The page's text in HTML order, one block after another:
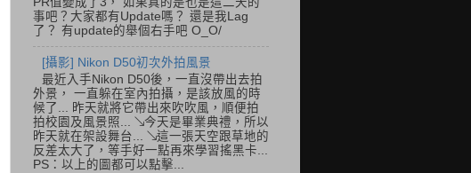
事吧？大家都有Update嗎？ 還是我Lag
了？ 有update的舉個右手吧 O_O/
[攝影] Nikon D50初次外拍風景
最近入手Nikon D50後，一直沒帶出去拍
外景， 一直躲在室內拍攝，是該放風的時
候了... 昨天就將它帶出來吹吹風，順便拍
拍校園及風景照... ↘今天是畢業典禮，所以
昨天就在架設舞台... ↘這一張天空跟草地的
反差太大了，等手好一點再來學習搖黑卡...
PS：以上的圖都可以點擊...